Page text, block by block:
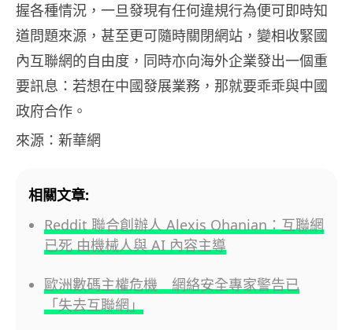
握各種情況，一旦發現有任何違規行為便可即時知
道問題來源，甚至更可隨時關閉網站，變相收緊國
內互聯網的自由度，同時亦向海外企業發出一個重
要訊息：若想在中國發展業務，那就要乖乖與中國
政府合作。
來源：新華網
相關文章:
Reddit 聯合創辦人 Alexis Ohanian：互聯網
已死 由機械人與 AI 內容主導
歐洲數碼主權危機 網絡安全專家警告已
「失去互聯網」